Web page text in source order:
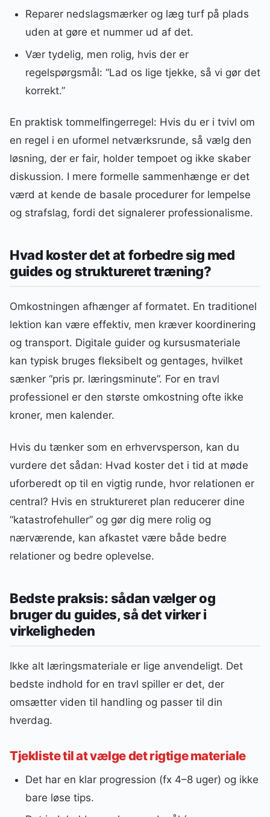
Reparer nedslagsmærker og læg turf på plads
uden at gøre et nummer ud af det.
Vær tydelig, men rolig, hvis der er
regelspørgsmål: “Lad os lige tjekke, så vi gør det
korrekt.”
En praktisk tommelfingerregel: Hvis du er i tvivl om
en regel i en uformel netværksrunde, så vælg den
løsning, der er fair, holder tempoet og ikke skaber
diskussion. I mere formelle sammenhænge er det
værd at kende de basale procedurer for lempelse
og strafslag, fordi det signalerer professionalisme.
Hvad koster det at forbedre sig med
guides og struktureret træning?
Omkostningen afhænger af formatet. En traditionel
lektion kan være effektiv, men kræver koordinering
og transport. Digitale guider og kursusmateriale
kan typisk bruges fleksibelt og gentages, hvilket
sænker “pris pr. læringsminute”. For en travl
professionel er den største omkostning ofte ikke
kroner, men kalender.
Hvis du tænker som en erhvervsperson, kan du
vurdere det sådan: Hvad koster det i tid at møde
uforberedt op til en vigtig runde, hvor relationen er
central? Hvis en struktureret plan reducerer dine
“katastrofehuller” og gør dig mere rolig og
nærværende, kan afkastet være både bedre
relationer og bedre oplevelse.
Bedste praksis: sådan vælger og
bruger du guides, så det virker i
virkeligheden
Ikke alt læringsmateriale er lige anvendeligt. Det
bedste indhold for en travl spiller er det, der
omsætter viden til handling og passer til din
hverdag.
Tjekliste til at vælge det rigtige materiale
Det har en klar progression (fx 4–8 uger) og ikke
bare løse tips.